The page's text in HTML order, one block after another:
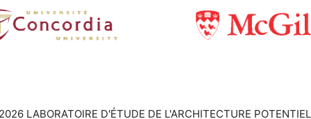
LABORATOIRE D'ÉTUDE DE L'ARCHITECTURE